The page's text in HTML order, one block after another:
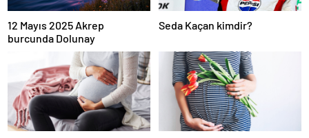
12 Mayıs 2025 Akrep
burcunda Dolunay
Seda Kaçan kimdir?